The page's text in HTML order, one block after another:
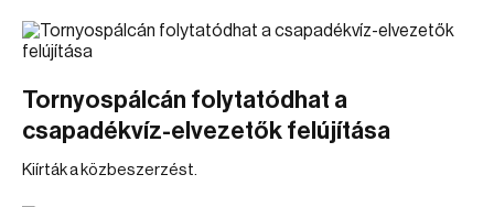
Tornyospálcán folytatódhat a
csapadékvíz-elvezetők felújítása
Kiírták a közbeszerzést.